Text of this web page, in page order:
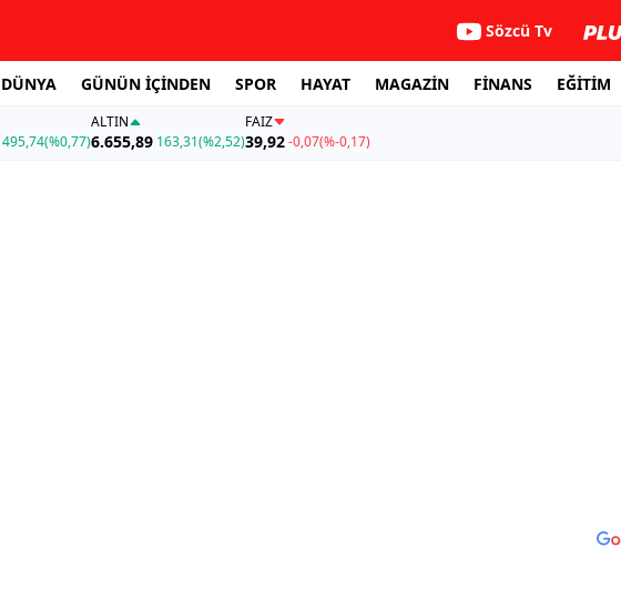
Sözcü Tv
DÜNYA GÜNÜN İÇİNDEN SPOR HAYAT MAGAZİN FİNANS EĞİTİM
495,74(%0,77)
ALTIN
6.655,89 163,31(%2,52)
FAİZ
39,92-0,07(%-0,17)